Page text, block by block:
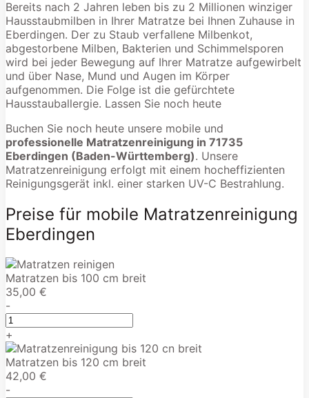
Bereits nach 2 Jahren leben bis zu 2 Millionen winziger
Hausstaubmilben in Ihrer Matratze bei Ihnen Zuhause in
Eberdingen. Der zu Staub verfallene Milbenkot,
abgestorbene Milben, Bakterien und Schimmelsporen
wird bei jeder Bewegung auf Ihrer Matratze aufgewirbelt
und über Nase, Mund und Augen im Körper
aufgenommen. Die Folge ist die gefürchtete
Hausstauballergie. Lassen Sie noch heute
Buchen Sie noch heute unsere mobile und
professionelle Matratzenreinigung in 71735
Eberdingen (Baden-Württemberg). Unsere
Matratzenreinigung erfolgt mit einem hocheffizienten
Reinigungsgerät inkl. einer starken UV-C Bestrahlung.
Preise für mobile Matratzenreinigung
Eberdingen
Matratzen bis 100 cm breit
35,00 €
-
+
Matratzen bis 120 cm breit
42,00 €
-